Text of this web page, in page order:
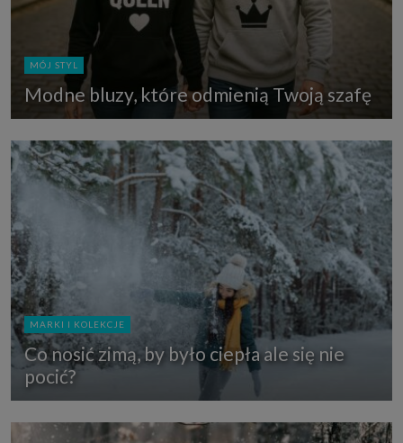
MÓJ STYL
Modne bluzy, które odmienią Twoją szafę
MARKI I KOLEKCJE
Co nosić zimą, by było ciepła ale się nie
pocić?